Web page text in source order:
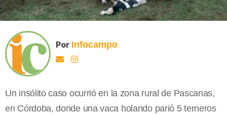
Por Infocampo
Un insólito caso ocurrió en la zona rural de Pascanas,
en Córdoba, donde una vaca holando parió 5 terneros